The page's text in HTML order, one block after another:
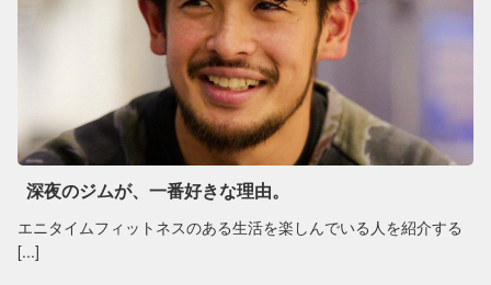
深夜のジムが、一番好きな理由。
エニタイムフィットネスのある生活を楽しんでいる人を紹介する
[...]